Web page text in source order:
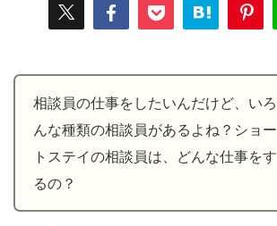
相談員の仕事をしたいんだけど、いろ
んな種類の相談員があるよね？ショー
トステイの相談員は、どんな仕事をす
るの？